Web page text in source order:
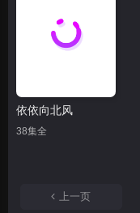
依依向北风
38集全
上一页